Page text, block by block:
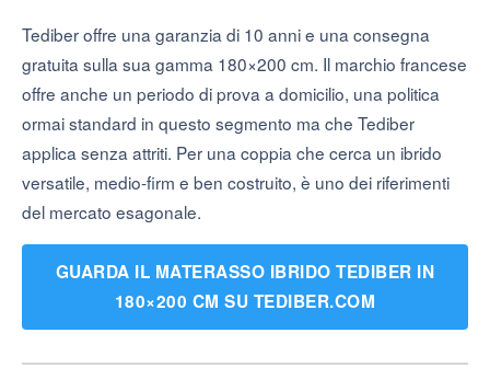
Tediber offre una garanzia di 10 anni e una consegna
gratuita sulla sua gamma 180×200 cm. Il marchio francese
offre anche un periodo di prova a domicilio, una politica
ormai standard in questo segmento ma che Tediber
applica senza attriti. Per una coppia che cerca un ibrido
versatile, medio-firm e ben costruito, è uno dei riferimenti
del mercato esagonale.
GUARDA IL MATERASSO IBRIDO TEDIBER IN
180×200 CM SU TEDIBER.COM